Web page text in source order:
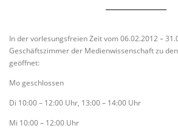
In der vorlesungsfreien Zeit vom 06.02.2012 –
Geschäftszimmer der Medienwissenschaft zu
geöffnet:
Mo geschlossen
Di 10:00 – 12:00 Uhr, 13:00 – 14:00 Uhr
Mi 10:00 – 12:00 Uhr